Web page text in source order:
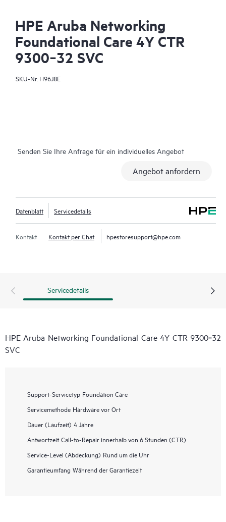
HPE Aruba Networking
Foundational Care 4Y CTR
9300‑32 SVC
SKU-Nr. H96J8E
Senden Sie Ihre Anfrage für ein individuelles Angebot
Angebot anfordern
Datenblatt Servicedetails
Kontakt Kontakt per Chat hpestoresupport@hpe.com
Servicedetails
HPE Aruba Networking Foundational Care 4Y CTR 9300‑32
SVC
Support-Servicetyp Foundation Care
Servicemethode Hardware vor Ort
Dauer (Laufzeit) 4 Jahre
Antwortzeit Call-to-Repair innerhalb von 6 Stunden (CTR)
Service-Level (Abdeckung) Rund um die Uhr
Garantieumfang Während der Garantiezeit